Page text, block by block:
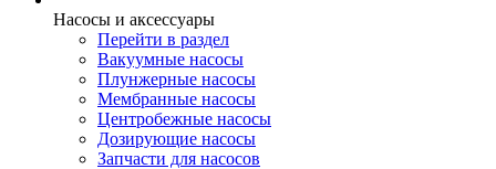
Насосы и аксессуары
Перейти в раздел
Вакуумные насосы
Плунжерные насосы
Мембранные насосы
Центробежные насосы
Дозирующие насосы
Запчасти для насосов